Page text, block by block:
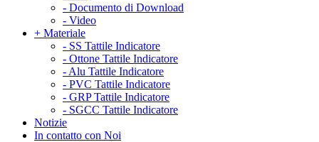
- Documento di Download
- Video
+ Materiale
- SS Tattile Indicatore
- Ottone Tattile Indicatore
- Alu Tattile Indicatore
- PVC Tattile Indicatore
- GRP Tattile Indicatore
- SGCC Tattile Indicatore
Notizie
In contatto con Noi